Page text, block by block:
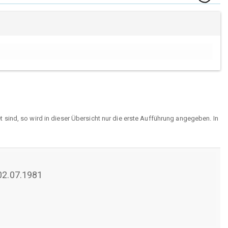
so wird in dieser Übersicht nur die erste Aufführung angegeben. In